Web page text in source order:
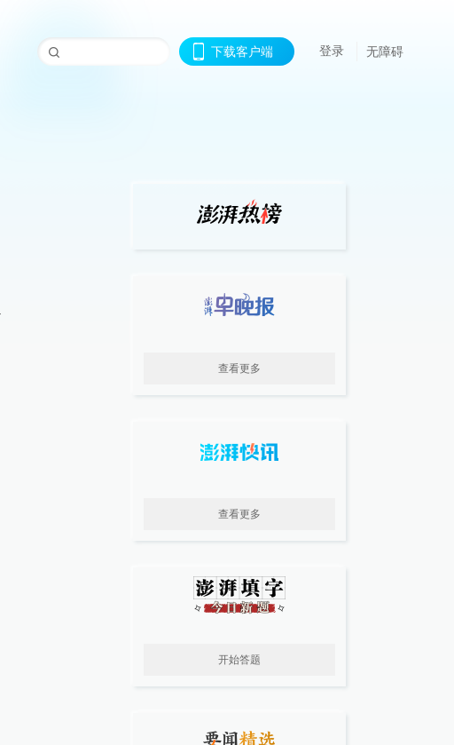
下载客户端 登录 无障碍
查看更多
查看更多
开始答题